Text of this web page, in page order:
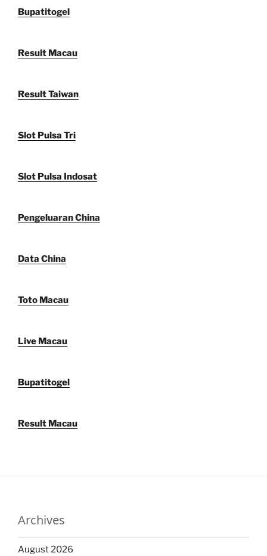
Bupatitogel
Result Macau
Result Taiwan
Slot Pulsa Tri
Slot Pulsa Indosat
Pengeluaran China
Data China
Toto Macau
Live Macau
Bupatitogel
Result Macau
Archives
August 2026